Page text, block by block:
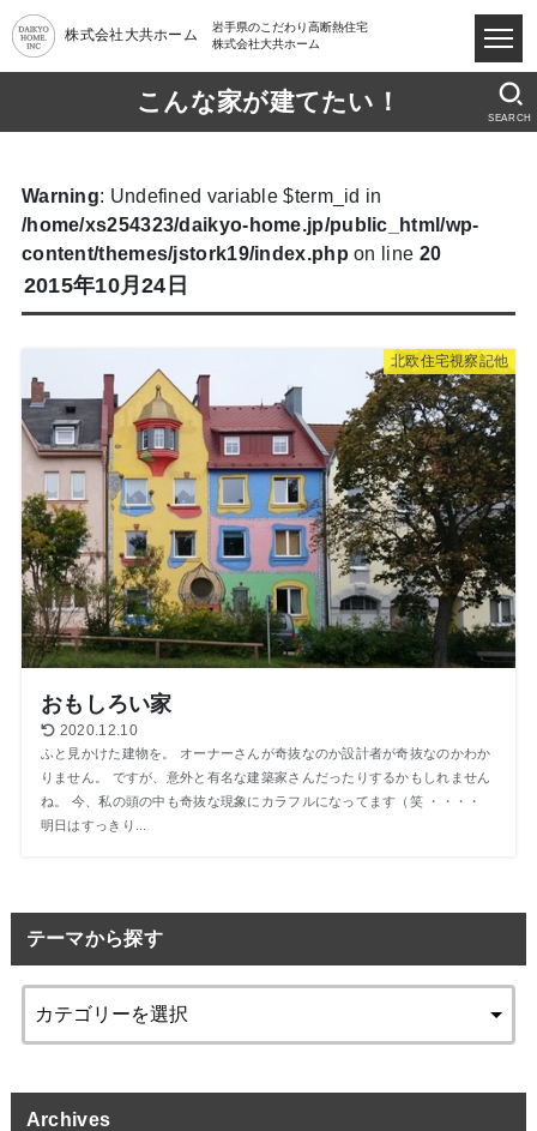
株式会社大共ホーム
岩手県のこだわり高断熱住宅
株式会社大共ホーム
こんな家が建てたい！
SEARCH
Warning: Undefined variable $term_id in
/home/xs254323/daikyo-home.jp/public_html/wp-
content/themes/jstork19/index.php on line 20
2015年10月24日
北欧住宅視察記他
おもしろい家
2020.12.10
ふと見かけた建物を。 オーナーさんが奇抜なのか設計者が奇抜なのかわか
りません。 ですが、意外と有名な建築家さんだったりするかもしれません
ね。 今、私の頭の中も奇抜な現象にカラフルになってます（笑 ・・・・
明日はすっきり...
テーマから探す
Archives